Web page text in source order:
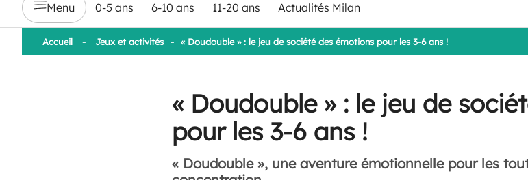
Menu 0-5 ans 6-10 ans 11-20 ans Actualités Milan
Accueil - Jeux et activités - « Doudouble » : le jeu de société des émotions pour les 3-6 ans !
« Doudouble » : le jeu de
pour les 3-6 ans !
« Doudouble », une aventure émotionnelle pour les